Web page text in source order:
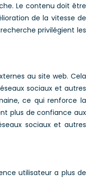
Le contenu doit être
de la vitesse de
privilégient les
au site web. Cela
sociaux et autres
ce qui renforce la
plus de confiance aux
sociaux et autres
utilisateur a plus de